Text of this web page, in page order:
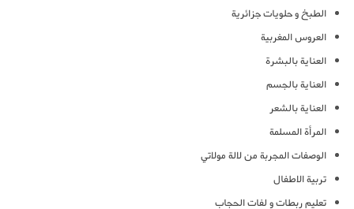
الطبخ و حلويات جزائرية
العروس المغربية
العناية بالبشرة
العناية بالجسم
العناية بالشعر
المرأة المسلمة
الوصفات المجربة من لالة مولاتي
تربية الاطفال
تعليم ربطات و لفات الحجاب